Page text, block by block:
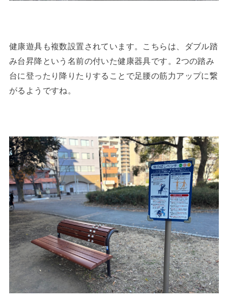
健康遊具も複数設置されています。こちらは、ダブル踏
み台昇降という名前の付いた健康器具です。2つの踏み
台に登ったり降りたりすることで足腰の筋力アップに繋
がるようですね。